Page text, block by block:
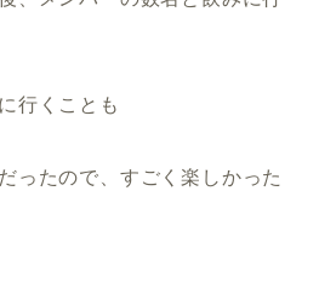
行くことも
ったので、すごく楽しかった